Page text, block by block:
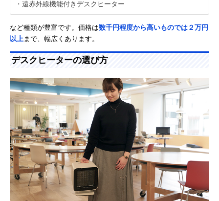
・遠赤外線機能付きデスクヒーター
など種類が豊富です。価格は数千円程度から高いものでは２万円
以上 まで、幅広くあります。
デスクヒーターの選び方